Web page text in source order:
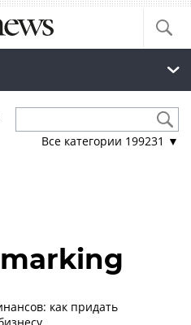
Все категории 199231 ▼
как придать